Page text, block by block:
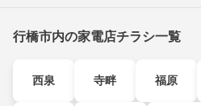
行橋市内の家電店チラシ一覧
西泉 寺畔 福原